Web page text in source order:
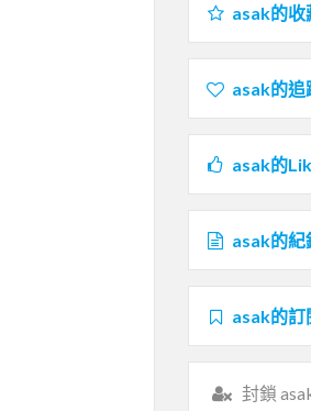
asak的收
asak的追
asak的
asak的紀
asak的訂
封鎖